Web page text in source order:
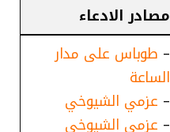
مصادر الادعاء
– طوباس على مدار
الساعة
– عزمي الشيوخي
– عزمي الشيوخي